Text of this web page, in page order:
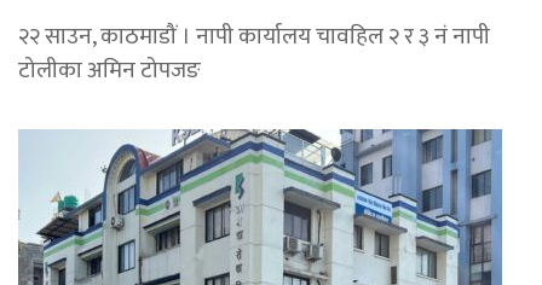
२२ साउन, काठमाडौं । नापी कार्यालय चावहिल २ र ३ नं नापी
टोलीका अमिन टोपजङ